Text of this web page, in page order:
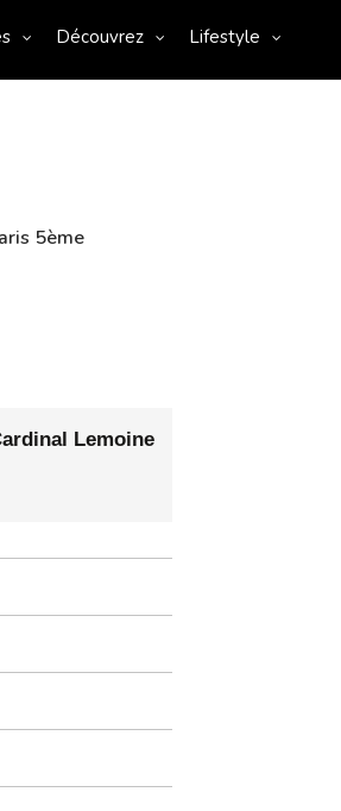
Découvrez Lifestyle
5ème
Lemoine